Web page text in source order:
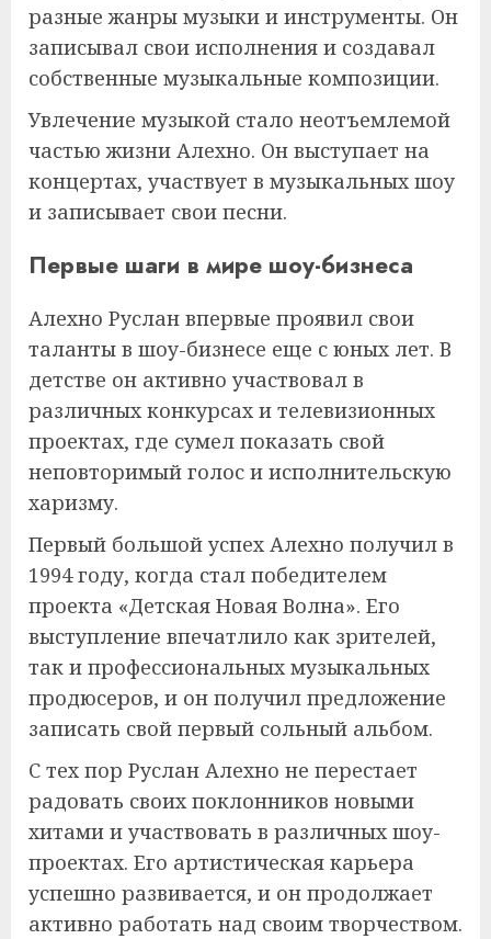
разные жанры музыки и инструменты. Он
записывал свои исполнения и создавал
собственные музыкальные композиции.
Увлечение музыкой стало неотъемлемой
частью жизни Алехно. Он выступает на
концертах, участвует в музыкальных шоу
и записывает свои песни.
Первые шаги в мире шоу-бизнеса
Алехно Руслан впервые проявил свои
таланты в шоу-бизнесе еще с юных лет. В
детстве он активно участвовал в
различных конкурсах и телевизионных
проектах, где сумел показать свой
неповторимый голос и исполнительскую
харизму.
Первый большой успех Алехно получил в
1994 году, когда стал победителем
проекта «Детская Новая Волна». Его
выступление впечатлило как зрителей,
так и профессиональных музыкальных
продюсеров, и он получил предложение
записать свой первый сольный альбом.
С тех пор Руслан Алехно не перестает
радовать своих поклонников новыми
хитами и участвовать в различных шоу-
проектах. Его артистическая карьера
успешно развивается, и он продолжает
активно работать над своим творчеством.